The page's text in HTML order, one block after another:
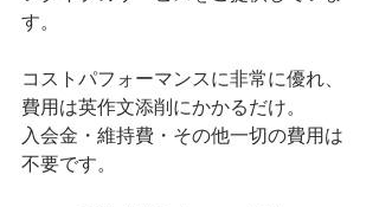
す。
コストパフォーマンスに非常に優れ、
費用は英作文添削にかかるだけ。
入会金・維持費・その他一切の費用は
不要です。